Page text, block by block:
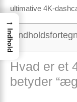
ultimative 4K-
Hvad er et
betyder
→
Indhold